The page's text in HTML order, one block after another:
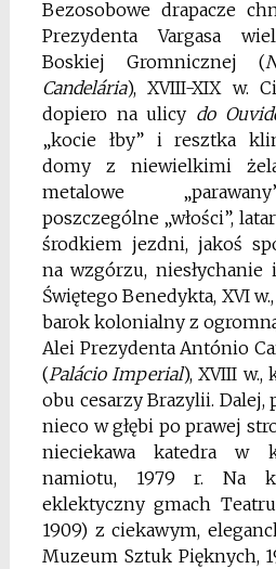
Bezosobowe drapacze
Prezydenta Vargasa
Boskiej Gromnicznej (
Candelária), XVIII-XIX w.
dopiero na ulicy do
„kocie łby” i resztka
domy z niewielkimi
metalowe
poszczególne „włości”,
środkiem jezdni, jakoś
na wzgórzu, niesłychanie
Świętego Benedykta, XVI
barok kolonialny z
Alei Prezydenta António
(Palácio Imperial), XVIII w.,
obu cesarzy Brazylii. Dalej,
nieco w głębi po prawej
nieciekawa katedra w
namiotu, 1979 r. Na
eklektyczny gmach
1909) z ciekawym,
Muzeum Sztuk Pięknych,